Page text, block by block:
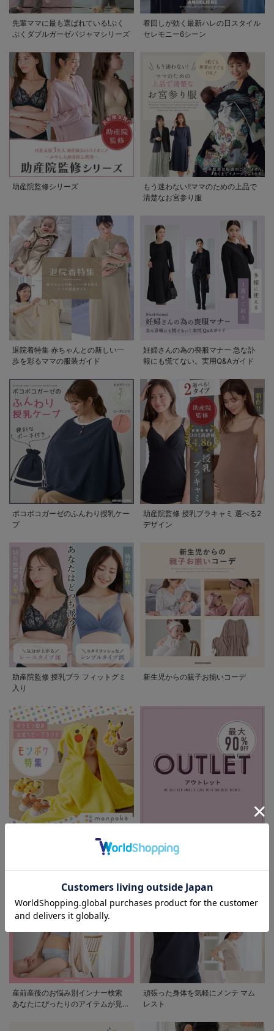
先輩ママに最も選ばれている!ぷく
ぷくダブルガーゼパジャマシリーズ
着回しが効く最新ハレの日スタイル
セレモニー6シーン
助産院監修シリーズ
もう迷わない!!ママのための上品で
清楚なお宮参り服
退院着特集 赤ちゃんとの新しい一
歩を彩るママの服装ガイド
妊婦さんの為の喪服マナー 急な訃
報にも慌てない。実用Q&Aガイド
ポコポコガーゼのふんわり授乳ケー
プ
助産院監修 授乳ブラキャミ 選べる2
デザイン
助産院監修 授乳ブラ フィットグミ
入り
新生児からの親子お揃いコーデ
産前産後のお悩み別インナー検索
あなたにぴったりのアイテムが見つ
頑張った身体を気軽にメンテ マム
レスト